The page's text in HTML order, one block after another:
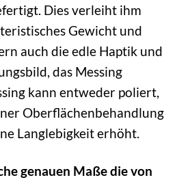
Dies verleiht ihm
Gewicht und
auch die edle Haptik und
das Messing
kann entweder poliert,
Oberflächenbehandlung
Langlebigkeit erhöht.
genauen Maße die von